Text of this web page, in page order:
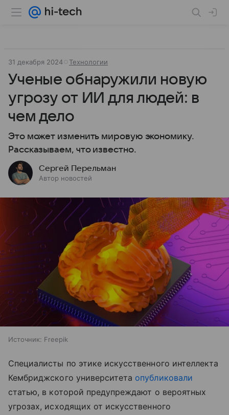
31 декабря 2024 Технологии
Ученые обнаружили новую
угрозу от ИИ для людей: в
чем дело
Это может изменить мировую экономику.
Рассказываем, что известно.
Сергей Перельман
Автор новостей
Источник: Freepik
Специалисты по этике искусственного интеллекта
Кембриджского университета опубликовали
статью, в которой предупреждают о вероятных
угрозах, исходящих от искусственного